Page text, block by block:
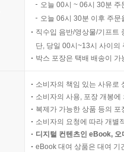
오늘 00시 ~ 06시 30분
오늘 06시 30분 이후 주
직수입 음반/영상물/기프트
단, 당일 00시~13시 사이의
박스 포장은 택배 배송이
소비자의 책임 있는 사유로
소비자의 사용, 포장 개봉
복제가 가능한 상품 등의
소비자의 요청에 따라 개별
디지털 컨텐츠인 eBook,
eBook 대여 상품은 대여 기